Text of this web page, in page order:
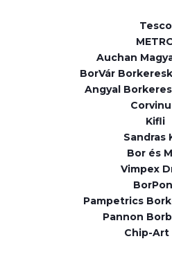
Tesco
Auchan
BorVár
Angyal
Kifli
Sandras
Bor és
Vimpex
Pampetrics
Pannon
Chip-Art